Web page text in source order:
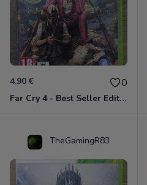
4.90 € 0
Far Cry 4 - Best Seller Edition Xbox 360
TheGamingR83